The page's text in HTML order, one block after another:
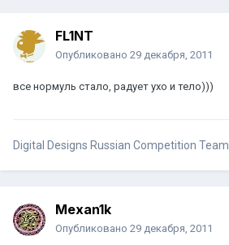
FL1NT
Опубликовано 29 декабря, 2011
все нормуль стало, радует ухо и тело)))
Digital Designs Russian Competition Team
Mexan1k
Опубликовано 29 декабря, 2011